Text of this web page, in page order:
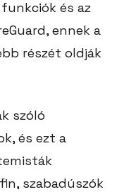
és az
ennek a
részét oldják
szóló
és ezt a
szabadúszók